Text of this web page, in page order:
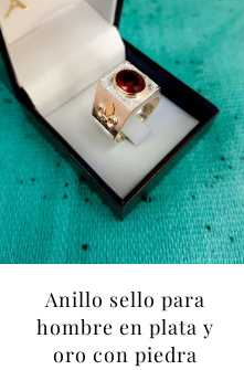
Anillo sello para
hombre en plata y
oro con piedra